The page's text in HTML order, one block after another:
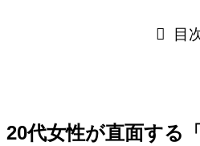
目
20代女性が直面する